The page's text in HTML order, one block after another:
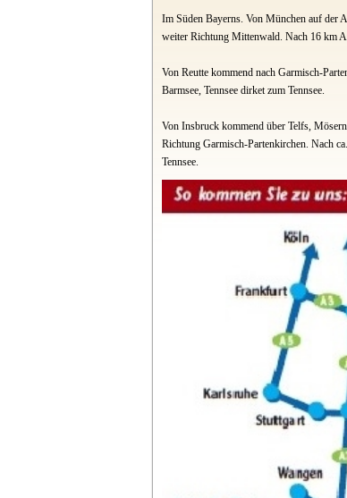
Im Süden Bayerns. Von München auf der
weiter Richtung Mittenwald. Nach 16 km
Von Reutte kommend nach Garmisch-
Barmsee, Tennsee dirket zum Tennsee.
Von Insbruck kommend über Telfs,
Richtung Garmisch-Partenkirchen. Nach
Tennsee.